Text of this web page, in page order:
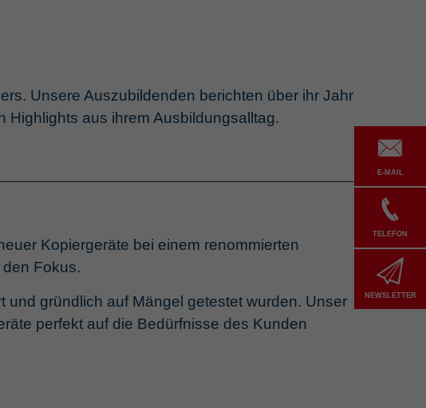
E-MAIL
TELEFON
NEWSLETTER
Unsere Auszubildenden berichten über ihr Jahr
aus ihrem Ausbildungsalltag.
Kopiergeräte bei einem renommierten
Fokus.
und gründlich auf Mängel getestet wurden. Unser
perfekt auf die Bedürfnisse des Kunden